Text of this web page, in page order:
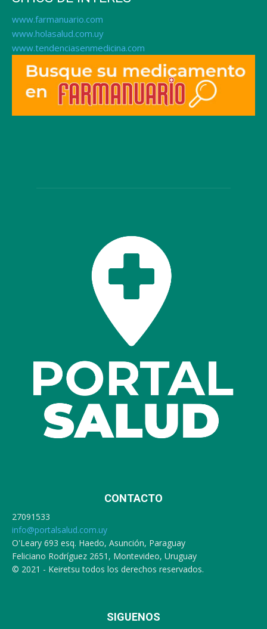
www.farmanuario.com
www.holasalud.com.uy
www.tendenciasenmedicina.com
CONTACTO
27091533
info@portalsalud.com.uy
O'Leary 693 esq. Haedo, Asunción, Paraguay
Feliciano Rodríguez 2651, Montevideo, Uruguay
© 2021 - Keiretsu todos los derechos reservados.
SIGUENOS